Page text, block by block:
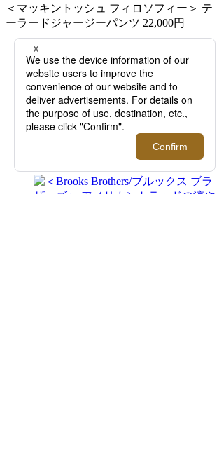
＜マッキントッシュ フィロソフィー＞ テ
ーラードジャージーパンツ 22,000円